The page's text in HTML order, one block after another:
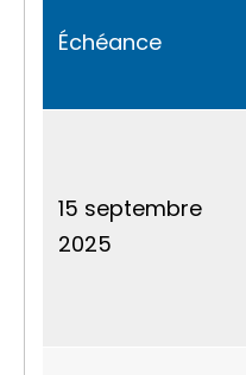
Échéance
15 septembre
2025